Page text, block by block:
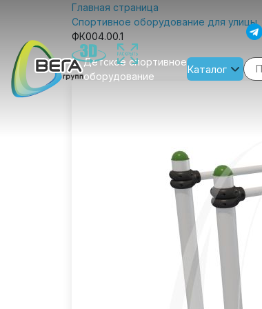
Детское спортивное
оборудование
Каталог
Главная страница
Спортивное оборудование для улицы
ФК004.00.1